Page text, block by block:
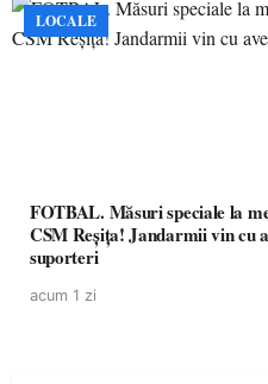
LOCALE
FOTBAL. Măsuri speciale la
CSM Reșița! Jandarmii vin cu
suporteri
acum 1 zi